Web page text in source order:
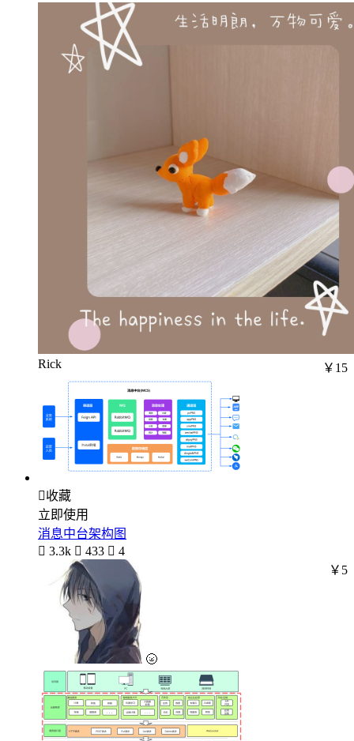
Rick ￥15
收藏
立即使用
消息中台架构图
 3.3k  433  4
🌝
￥5